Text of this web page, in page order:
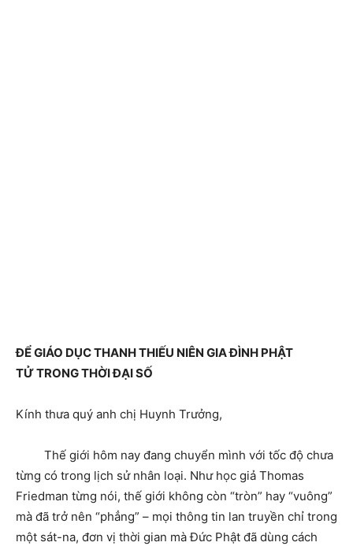
ĐỂ GIÁO DỤC THANH THIẾU NIÊN GIA ĐÌNH PHẬT
TỬ TRONG THỜI ĐẠI SỐ
Kính thưa quý anh chị Huynh Trưởng,
Thế giới hôm nay đang chuyển mình với tốc độ chưa
từng có trong lịch sử nhân loại. Như học giả Thomas
Friedman từng nói, thế giới không còn “tròn” hay “vuông”
mà đã trở nên “phẳng” – mọi thông tin lan truyền chỉ trong
một sát-na, đơn vị thời gian mà Đức Phật đã dùng cách